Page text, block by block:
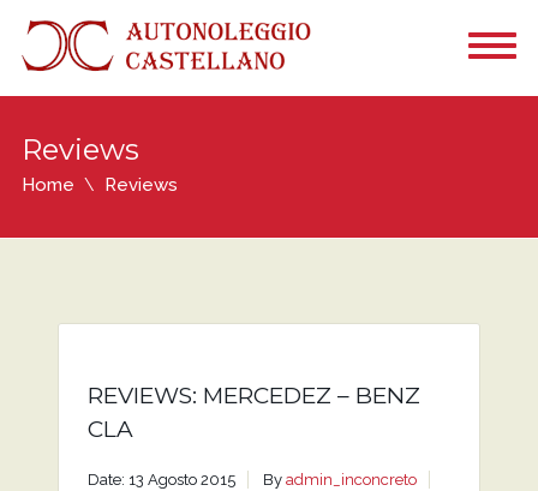
Reviews
Home Reviews
REVIEWS: MERCEDEZ – BENZ
CLA
Date: 13 Agosto 2015 By admin_inconcreto